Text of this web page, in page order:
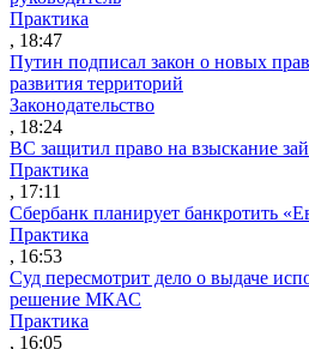
Практика
, 18:47
Путин подписал закон о новых
развития территорий
Законодательство
, 18:24
ВС защитил право на взыскание
Практика
, 17:11
Сбербанк планирует банкротить
Практика
, 16:53
Суд пересмотрит дело о выдаче
решение МКАС
Практика
, 16:05